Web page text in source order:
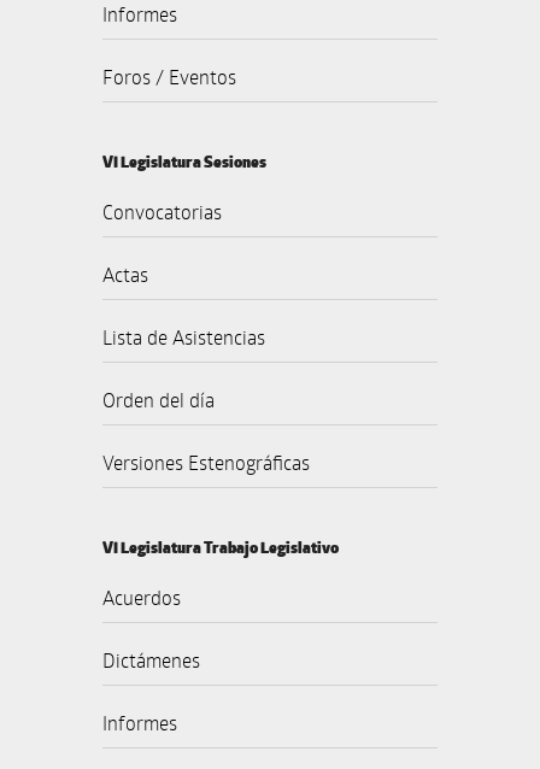
Informes
Foros / Eventos
VI Legislatura Sesiones
Convocatorias
Actas
Lista de Asistencias
Orden del día
Versiones Estenográficas
VI Legislatura Trabajo Legislativo
Acuerdos
Dictámenes
Informes